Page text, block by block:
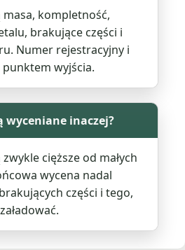
masa, kompletność,
brakujące części i
Numer rejestracyjny i
wyjścia.
wyceniane inaczej?
cięższe od małych
wycena nadal
części i tego,